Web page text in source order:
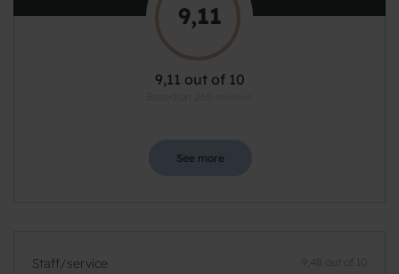
9,11
9,11 out of 10
See more
Staff/service 9,48 out of 10